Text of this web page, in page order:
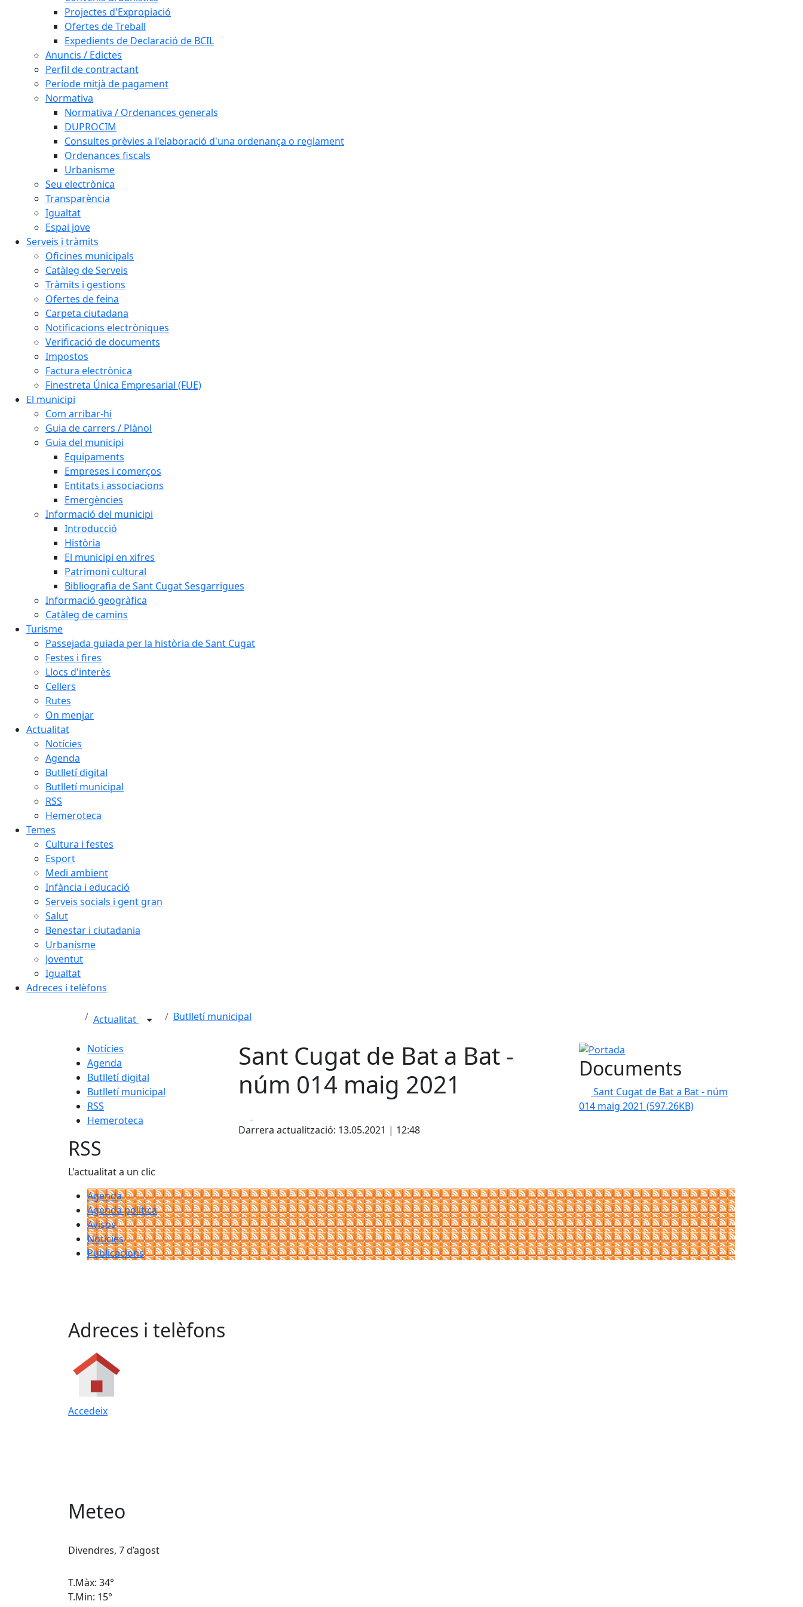
Projectes d'Expropiació
Ofertes de Treball
Expedients de Declaració de BCIL
Anuncis / Edictes
Perfil de contractant
Període mitjà de pagament
Normativa
Normativa / Ordenances generals
DUPROCIM
Consultes prèvies a l'elaboració d'una ordenança o reglament
Ordenances fiscals
Urbanisme
Seu electrònica
Transparència
Igualtat
Espai jove
Serveis i tràmits
Oficines municipals
Catàleg de Serveis
Tràmits i gestions
Ofertes de feina
Carpeta ciutadana
Notificacions electròniques
Verificació de documents
Impostos
Factura electrònica
Finestreta Única Empresarial (FUE)
El municipi
Com arribar-hi
Guia de carrers / Plànol
Guia del municipi
Equipaments
Empreses i comerços
Entitats i associacions
Emergències
Informació del municipi
Introducció
Història
El municipi en xifres
Patrimoni cultural
Bibliografia de Sant Cugat Sesgarrigues
Informació geogràfica
Catàleg de camins
Turisme
Passejada guiada per la història de Sant Cugat
Festes i fires
Llocs d'interès
Cellers
Rutes
On menjar
Actualitat
Notícies
Agenda
Butlletí digital
Butlletí municipal
RSS
Hemeroteca
Temes
Cultura i festes
Esport
Medi ambient
Infància i educació
Serveis socials i gent gran
Salut
Benestar i ciutadania
Urbanisme
Joventut
Igualtat
Adreces i telèfons
Actualitat Butlletí municipal
Notícies
Agenda
Butlletí digital
Butlletí municipal
RSS
Hemeroteca
Sant Cugat de Bat a Bat -
núm 014 maig 2021
Darrera actualització: 13.05.2021 | 12:48
Portada
Documents
Sant Cugat de Bat a Bat - núm
014 maig 2021 (597.26KB)
RSS
L'actualitat a un clic
Agenda
Agenda política
Avisos
Notícies
Publicacions
Adreces i telèfons
Accedeix
Meteo
Divendres, 7 d’agost
T.Màx: 34°
T.Min: 15°